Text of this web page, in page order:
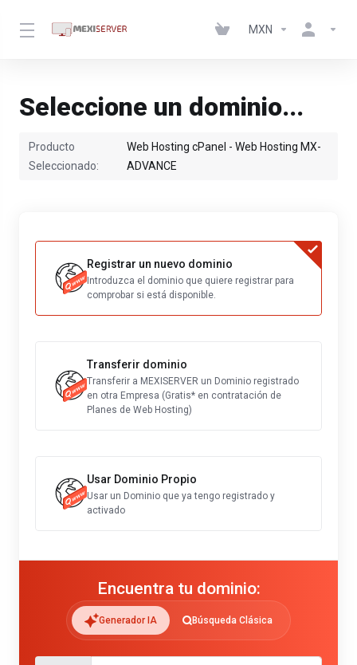
MXN
Seleccione un dominio...
Producto
Seleccionado:
Web Hosting cPanel - Web Hosting MX-
ADVANCE
Registrar un nuevo dominio
Introduzca el dominio que quiere registrar para
comprobar si está disponible.
Transferir dominio
Transferir a MEXISERVER un Dominio registrado
en otra Empresa (Gratis* en contratación de
Planes de Web Hosting)
Usar Dominio Propio
Usar un Dominio que ya tengo registrado y
activado
Encuentra tu dominio:
Generador IA Búsqueda Clásica